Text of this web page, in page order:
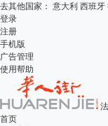
去其他国家： 意大利 西班牙
登录
注册
手机版
广告管理
使用帮助
首页